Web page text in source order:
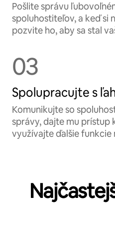
Pošlite správu
spoluhostiteľov, a keď si
pozvite ho, aby sa stal
03
Spolupracujte s
Komunikujte so
správy, dajte mu prístup
využívajte ďalšie funkcie